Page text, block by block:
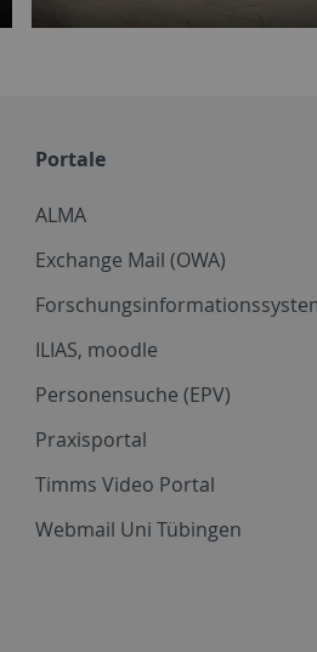
Portale
ALMA
Exchange Mail (OWA)
ILIAS, moodle
Personensuche (EPV)
Praxisportal
Timms Video Portal
Webmail Uni Tübingen